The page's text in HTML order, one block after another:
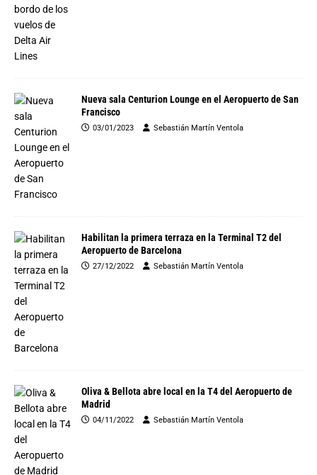
Nueva sala Centurion Lounge en el Aeropuerto de San
Francisco
03/01/2023 Sebastián Martín Ventola
Habilitan la primera terraza en la Terminal T2 del
Aeropuerto de Barcelona
27/12/2022 Sebastián Martín Ventola
Oliva & Bellota abre local en la T4 del Aeropuerto de
Madrid
04/11/2022 Sebastián Martín Ventola